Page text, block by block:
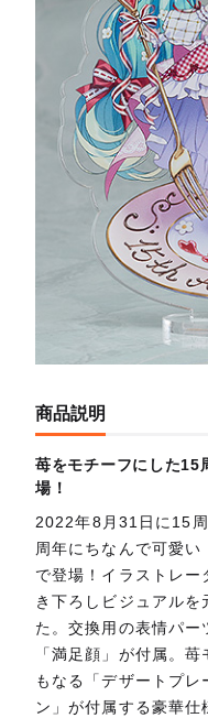
商品説明
苺をモチーフにした15
場！
2022年8月31日に15
周年にちなんで可愛い
で登場！イラストレ
き下ろしビジュアル
た。交換用の表情パー
「満足顔」が付属。
もなる「デザートプ
ン」が付属する豪華